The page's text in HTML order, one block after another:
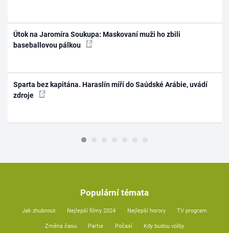
Útok na Jaromíra Soukupa: Maskovaní muži ho zbili
baseballovou pálkou
Sparta bez kapitána. Haraslín míří do Saúdské Arábie, uvádí
zdroje
Populární témata
Jak zhubnout Nejlepší filmy 2024 Nejlepší horory TV program
Změna času Partie Počasí Kdy budou volby